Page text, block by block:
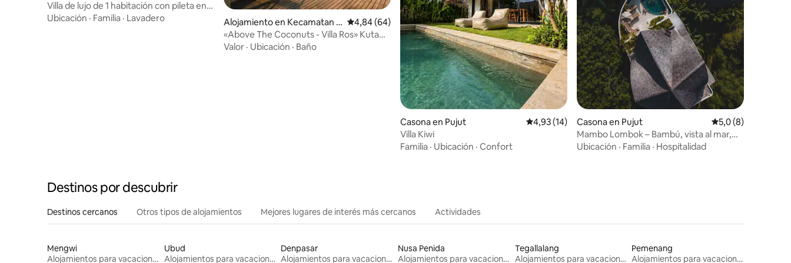
Villa de lujo de 1 habitación con pileta en
Oasis, Kuta, Lombok
Ubicación · Familia · Lavadero
Alojamiento en Kecamatan P
ujut
Calificación promedio: 4,84 de 5. 64 evaluaciones
4,84 (64)
«Above The Coconuts - Villa Ros» Kuta
Central
Valor · Ubicación · Baño
Casona en Pujut Calificación promedio: 4,93 de 5. 14 evaluaciones
4,93 (14)
Villa Kiwi
Familia · Ubicación · Confort
Casona en Pujut Calificación
5,0 (8)
Mambo Lombok – Bambú, vista al mar,
pileta privada
Ubicación · Familia · Hospitalidad
Destinos por descubrir
Destinos cercanos Otros tipos de alojamientos Mejores lugares de interés más cercanos Actividades
Mengwi
Alojamientos para vacaciones
Ubud
Alojamientos para vacaciones
Denpasar
Alojamientos para vacaciones
Nusa Penida
Alojamientos para vacaciones
Tegallalang
Alojamientos para vacaciones
Pemenang
Alojamientos para vacaciones